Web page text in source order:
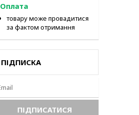
Оплата
товару може провадитися
за фактом отримання
ПІДПИСКА